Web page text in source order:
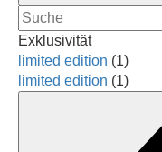
Exklusivität
limited edition (1)
limited edition (1)